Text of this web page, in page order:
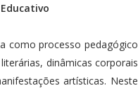
como processo pedagógico
dinâmicas corporais
artísticas. Neste